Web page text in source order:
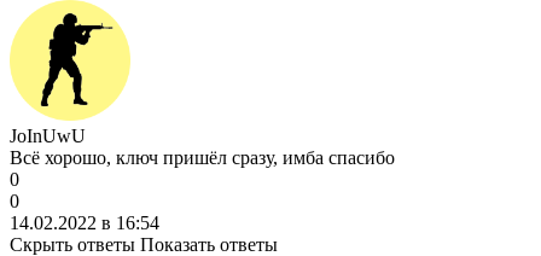
JoInUwU
Всё хорошо, ключ пришёл сразу, имба спасибо
0
0
14.02.2022 в 16:54
Скрыть ответы Показать ответы